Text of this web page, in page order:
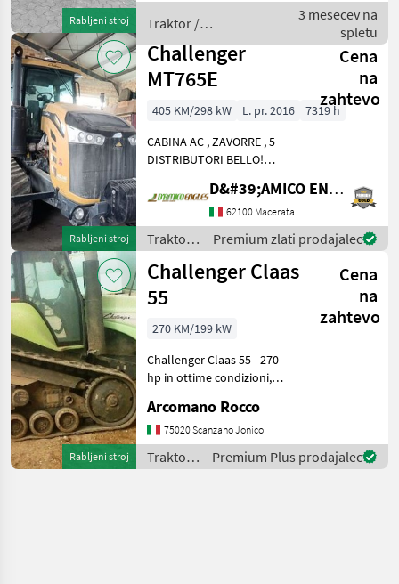
Rabljeni stroj
3543 Motorleistung KW / PS
298
Traktor /
Challenger
3 mesecev na
spletu
Rabljeni stroj
Challenger
MT765E
Cena
na
zahtevo
405 KM/298 kW L. pr. 2016
7319 h
CABINA AC , ZAVORRE , 5
DISTRIBUTORI BELLO!
D&#39;AMICO ENGLES SRL
62100 Macerata
Traktor /
Challenger
Premium zlati prodajalec
Rabljeni stroj
Challenger Claas
55
Cena
na
zahtevo
270 KM/199 kW
Challenger Claas 55 - 270
hp in ottime condizioni,
11.000 ore di lavoro,
motore Caterpillar, cambio
New Holland con circa 2.500
ore di lavoro
Arcomano Rocco
75020 Scanzano Jonico
Traktor /
Challenger
Premium Plus prodajalec